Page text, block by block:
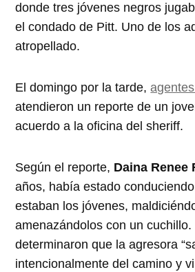
donde tres jóvenes negros
el condado de Pitt. Uno de los
atropellado.
El domingo por la tarde,
atendieron un reporte de un
acuerdo a la oficina del sheriff.
Según el reporte, Daina Renee
años, había estado
estaban los jóvenes,
amenazándolos con un
determinaron que la agresora
intencionalmente del camino y